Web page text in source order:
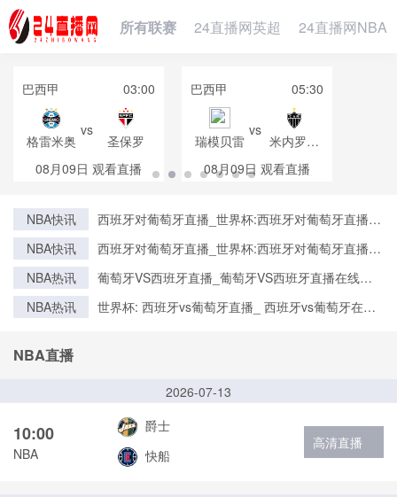
所有联赛 24直播网英超 24直播网NBA
巴西甲 03:00
格雷米奥
vs
圣保罗
08月09日 观看直播
巴西甲 05:30
瑞模贝雷
vs
米内罗竞
技
08月09日 观看直播
NBA快讯
西班牙对葡萄牙直播_世界杯:西班牙对葡萄牙直播免
清无插件
NBA快讯
西班牙对葡萄牙直播_世界杯:西班牙对葡萄牙直播免
清无插件
NBA热讯
葡萄牙VS西班牙直播_葡萄牙VS西班牙直播在线观
NBA热讯
世界杯: 西班牙vs葡萄牙直播_ 西班牙vs葡萄牙在线
NBA直播
2026-07-13
10:00
NBA
爵士
快船
高清直播